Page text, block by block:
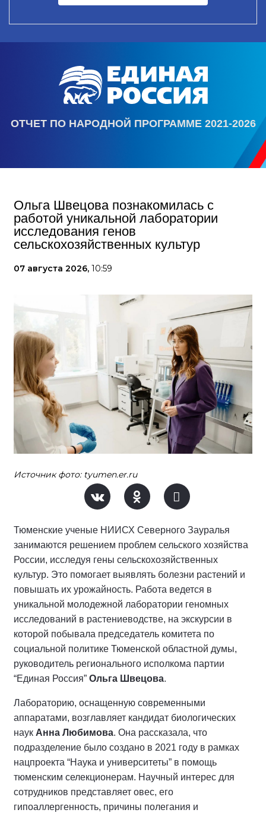
ОТЧЕТ ПО НАРОДНОЙ ПРОГРАММЕ 2021-2026
Ольга Швецова познакомилась с
работой уникальной лаборатории
исследования генов
сельскохозяйственных культур
07 августа 2026, 10:59
Источник фото: tyumen.er.ru
Тюменские ученые НИИСХ Северного Зауралья
занимаются решением проблем сельского хозяйства
России, исследуя гены сельскохозяйственных
культур. Это помогает выявлять болезни растений и
повышать их урожайность. Работа ведется в
уникальной молодежной лаборатории геномных
исследований в растениеводстве, на экскурсии в
которой побывала председатель комитета по
социальной политике Тюменской областной думы,
руководитель регионального исполкома партии
“Единая Россия” Ольга Швецова.
Лабораторию, оснащенную современными
аппаратами, возглавляет кандидат биологических
наук Анна Любимова. Она рассказала, что
подразделение было создано в 2021 году в рамках
нацпроекта “Наука и университеты” в помощь
тюменским селекционерам. Научный интерес для
сотрудников представляет овес, его
гипоаллергенность, причины полегания и